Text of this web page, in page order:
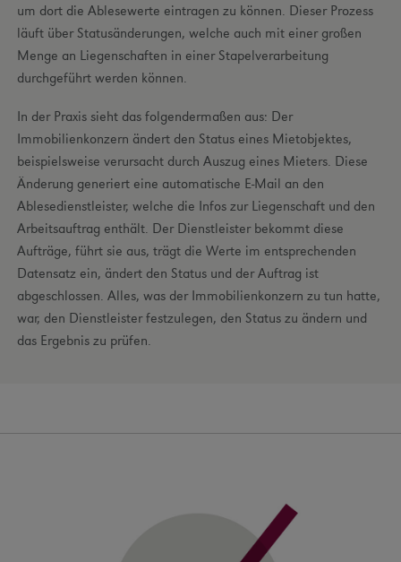
um dort die Ablesewerte eintragen zu können. Dieser Prozess
läuft über Statusänderungen, welche auch mit einer großen
Menge an Liegenschaften in einer Stapelverarbeitung
durchgeführt werden können.
In der Praxis sieht das folgendermaßen aus: Der
Immobilienkonzern ändert den Status eines Mietobjektes,
beispielsweise verursacht durch Auszug eines Mieters. Diese
Änderung generiert eine automatische E-Mail an den
Ablesedienstleister, welche die Infos zur Liegenschaft und den
Arbeitsauftrag enthält. Der Dienstleister bekommt diese
Aufträge, führt sie aus, trägt die Werte im entsprechenden
Datensatz ein, ändert den Status und der Auftrag ist
abgeschlossen. Alles, was der Immobilienkonzern zu tun hatte,
war, den Dienstleister festzulegen, den Status zu ändern und
das Ergebnis zu prüfen.